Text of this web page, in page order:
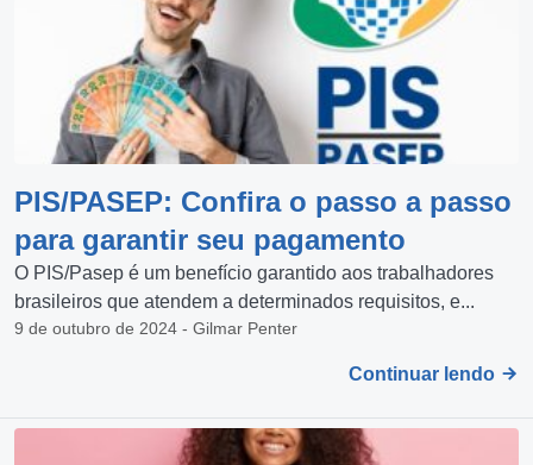
PIS/PASEP: Confira o passo a passo
para garantir seu pagamento
O PIS/Pasep é um benefício garantido aos trabalhadores
brasileiros que atendem a determinados requisitos, e...
9 de outubro de 2024 - Gilmar Penter
Continuar lendo